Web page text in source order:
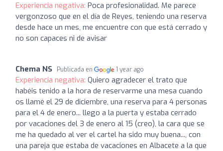
Experiencia negativa: Poca profesionalidad. Me parece
vergonzoso que en el día de Reyes, teniendo una reserva
desde hace un mes, me encuentre con que está cerrado y
no son capaces ni de avisar
Chema NS Publicada en 1 year ago
Experiencia negativa: Quiero agradecer el trato que
habéis tenido a la hora de reservarme una mesa cuando
os llamé el 29 de diciembre, una reserva para 4 personas
para el 4 de enero... llego a la puerta y estaba cerrado
por vacaciones del 3 de enero al 15 (creo), la cara que se
me ha quedado al ver el cartel ha sido muy buena..., con
una pareja que estaba de vacaciones en Albacete a la que